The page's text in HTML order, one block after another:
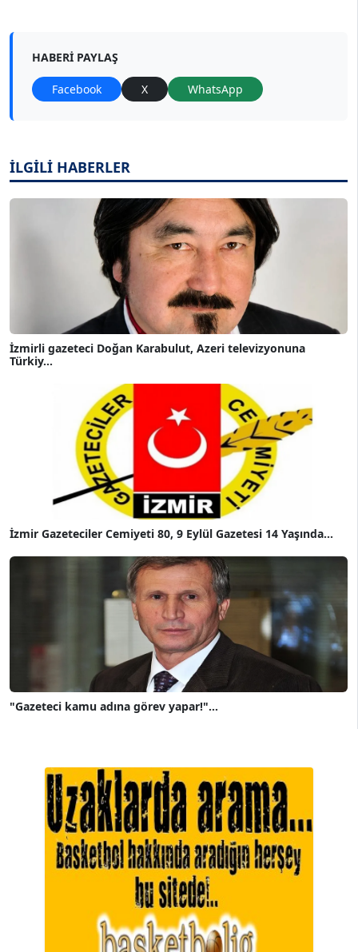
HABERI PAYLAŞ
Facebook X WhatsApp
İLGİLİ HABERLER
İzmirli gazeteci Doğan Karabulut, Azeri televizyonuna
Türkiy...
İzmir Gazeteciler Cemiyeti 80, 9 Eylül Gazetesi 14 Yaşında...
"Gazeteci kamu adına görev yapar!"...
A. BAHRİ VRESKALA